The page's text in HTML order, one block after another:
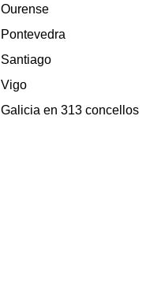
Ourense
Pontevedra
Santiago
Vigo
Galicia en 313 concellos